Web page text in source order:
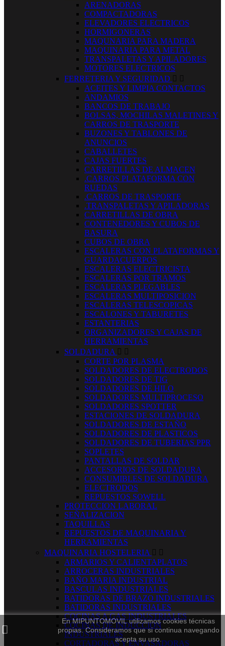
En MIPUNTOMOVIL utilizamos cookies técnicas
propias. Consideramos que si continua navegando
acepta su uso.
ARENADORAS
COMPACTADORAS
ELEVADORES ELECTRICOS
HORMIGONERAS
MAQUNARIA PARA MADERA
MAQUINARIA PARA METAL
TRANSPALETAS Y APILADORES
MOTORES ELECTRICOS
FERRETERIA Y SEGURIDAD  
ACEITES Y LIMPIA CONTACTOS
ANDAMIOS
BANCOS DE TRABAJO
BOLSAS, MOCHILAS MALETINES Y
CARROS DE TRASPORTE
BUZONES Y TABLONES DE
ANUNCIOS
CABALLETES
CAJAS FUERTES
CARRETILLAS DE ALMACEN
.CARROS PLATAFORMA CON
RUEDAS
.CARROS DE TRASPORTE
.TRANSPALETAS Y APILADORAS
CARRETILLAS DE OBRA
CONTENEDORES Y CUBOS DE
BASURA
CUBOS DE OBRA
ESCALERAS CON PLATAFORMAS Y
GUARDACUERPOS
ESCALERAS ELECTRICISTA
ESCALERAS POR TRAMOS
ESCALERAS PLEGABLES
ESCALERAS MULTIPOSICION
ESCALERAS TELESCOPICAS
ESCALONES Y TABURETES
ESTANTERIAS
ORGANIZADORES Y CAJAS DE
HERRAMIENTAS
SOLDADURA  
CORTE POR PLASMA
SOLDADORES DE ELECTRODOS
SOLDADORES DE TIG
SOLDADORES DE HILO
SOLDADORES MULTIPROCESO
SOLDADORES SPOTTER
ESTACIONES DE SOLDADURA
SOLDADORES DE ESTAÑO
SOLDADORES DE PLASTICOS
SOLDADORES DE TUBERIAS PPR
SOPLETES
PANTALLAS DE SOLDAR
ACCESORIOS DE SOLDADURA
CONSUMIBLES DE SOLDADURA
ELECTRODOS
REPUESTOS SOWELL
PROTECCION LABORAL
SEÑALIZACION
TAQUILLAS
REPUESTOS DE MAQUINARIA Y
HERRAMIENTAS
MAQUINARIA HOSTELERIA  
ARMARIOS Y CALIENTAPLATOS
ARROCERAS INDUSTRIALES
BAÑO MARIA INDUSTRIAL
BASCULAS INDUSTRIALES
BATIDORAS DE BRAZO INDUSTRIALES
BATIDORAS INDUSTRIALES
COCINAS A GAS INDUSTRIALES
COCINAS DE INDUCCION
INDUSTRIALES
CORTADORAS Y ENVASADORAS